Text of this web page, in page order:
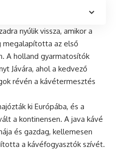
nyúlik vissza, amikor a
megalapította az első
A holland gyarmatosítók
Jávára, ahol a kedvező
révén a kávétermesztés
ki Európába, és a
a kontinensen. A java kávé
és gazdag, kellemesen
a kávéfogyasztók szívét.